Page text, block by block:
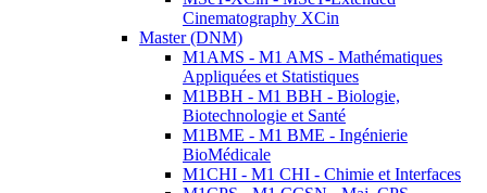
Cinematography XCin
Master (DNM)
M1AMS - M1 AMS - Mathématiques
Appliquées et Statistiques
M1BBH - M1 BBH - Biologie,
Biotechnologie et Santé
M1BME - M1 BME - Ingénierie
BioMédicale
M1CHI - M1 CHI - Chimie et Interfaces